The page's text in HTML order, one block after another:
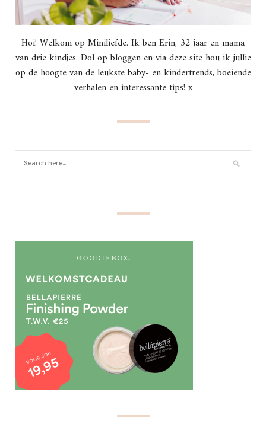
Hoi! Welkom op Miniliefde. Ik ben Erin, 32 jaar en mama
van drie kindjes. Dol op bloggen en via deze site hou ik jullie
op de hoogte van de leukste baby- en kindertrends, boeiende
verhalen en interessante tips! x